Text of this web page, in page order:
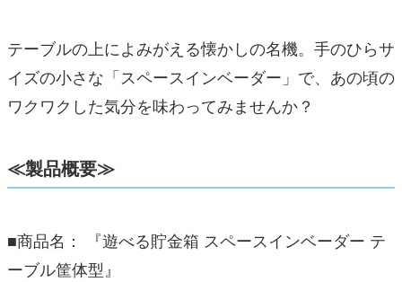
テーブルの上によみがえる懐かしの名機。手のひらサ
イズの小さな「スペースインベーダー」で、あの頃の
ワクワクした気分を味わってみませんか？
≪製品概要≫
■商品名： 『遊べる貯金箱 スペースインベーダー テ
ーブル筐体型』